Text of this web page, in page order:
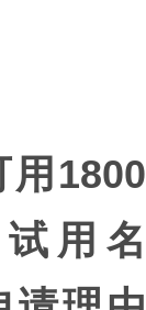
1800
用名